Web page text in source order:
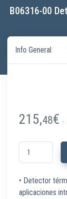
B06316-00
Info General
215,48€ +
B06316-00
• Detector
aplicaciones